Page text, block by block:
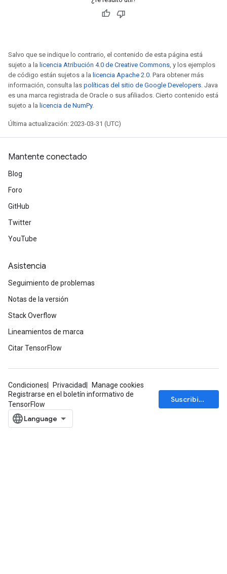
Salvo que se indique lo contrario, el contenido de esta página está
sujeto a la licencia Atribución 4.0 de Creative Commons, y los ejemplos
de código están sujetos a la licencia Apache 2.0. Para obtener más
información, consulta las políticas del sitio de Google Developers. Java
es una marca registrada de Oracle o sus afiliados. Cierto contenido está
sujeto a la licencia de NumPy.
Última actualización: 2023-03-31 (UTC)
Mantente conectado
Blog
Foro
GitHub
Twitter
YouTube
Asistencia
Seguimiento de problemas
Notas de la versión
Stack Overflow
Lineamientos de marca
Citar TensorFlow
Condiciones Privacidad
Manage cookies
Registrarse en el boletín informativo de
TensorFlow
Suscribirse